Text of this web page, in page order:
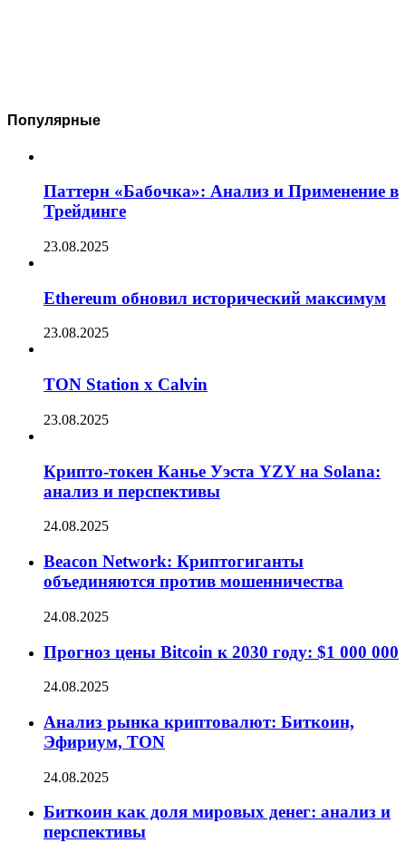
Популярные
Паттерн «Бабочка»: Анализ и Применение в
Трейдинге
23.08.2025
Ethereum обновил исторический максимум
23.08.2025
TON Station x Calvin
23.08.2025
Крипто-токен Канье Уэста YZY на Solana:
анализ и перспективы
24.08.2025
Beacon Network: Криптогиганты
объединяются против мошенничества
24.08.2025
Прогноз цены Bitcoin к 2030 году: $1 000 000
24.08.2025
Анализ рынка криптовалют: Биткоин,
Эфириум, TON
24.08.2025
Биткоин как доля мировых денег: анализ и
перспективы